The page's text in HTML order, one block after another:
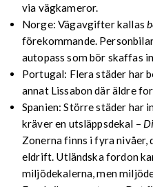
via vägkameror.
Norge: Vägavgifter kallas
förekommande.
autopass som bör skaffas
Portugal: Flera städer har
annat Lissabon där äldre
Spanien: Större städer har
kräver en utsläppsdekal –
Zonerna finns i fyra
eldrift. Utländska fordon
miljödekalerna, men